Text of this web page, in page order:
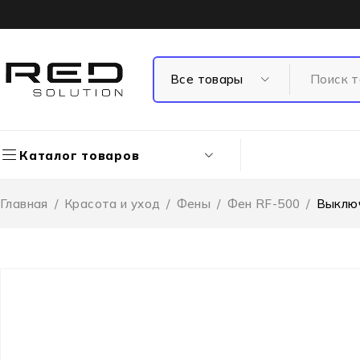
Каталог товаров
Главная / Красота и уход / Фены / Фен RF-500 /